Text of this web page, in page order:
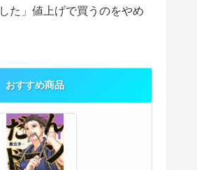
た」値上げで買うのをやめ
おすすめ商品